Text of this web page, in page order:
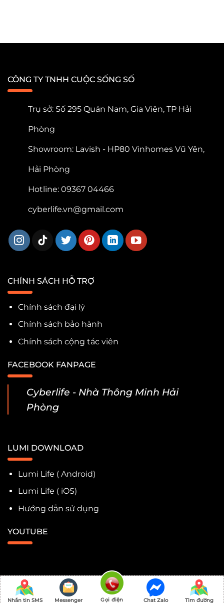
CÔNG TY TNHH CUỘC SỐNG SỐ
Trụ sở: Số 295 Quán Nam, Gia Viên, TP Hải
Phòng
Showroom: Lavish - HP80 Vinhomes Vũ Yên,
Hải Phòng
Hotline: 09367 04466
cyberlife.vn@gmail.com
CHÍNH SÁCH HỖ TRỢ
Chính sách đại lý
Chính sách bảo hành
Chính sách cộng tác viên
FACEBOOK FANPAGE
Cyberlife - Nhà Thông Minh Hải
Phòng
LUMI DOWNLOAD
Lumi Life ( Android)
Lumi Life ( iOS)
Hướng dẫn sử dụng
YOUTUBE
Cuộc Sống Số 2026 © Rebuilder byKhanhnq.com
Tìm đường
Chat Zalo
Gọi điện
Messenger
Nhắn tin SMS